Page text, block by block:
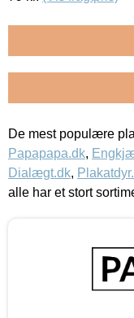
De mest populære
Papapapa.dk,
Dialægt.dk,
alle har et stort